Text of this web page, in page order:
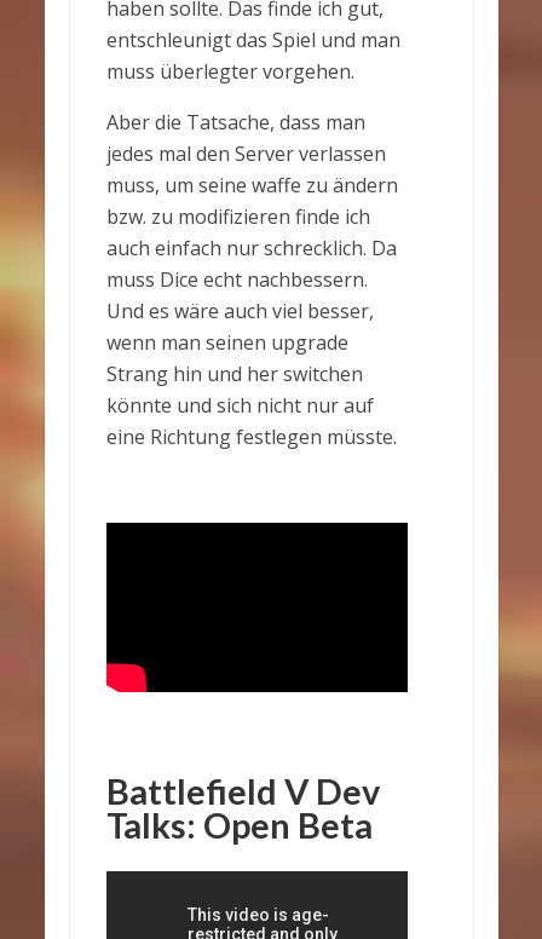
haben sollte. Das finde ich gut,
entschleunigt das Spiel und man
muss überlegter vorgehen.
Aber die Tatsache, dass man
jedes mal den Server verlassen
muss, um seine waffe zu ändern
bzw. zu modifizieren finde ich
auch einfach nur schrecklich. Da
muss Dice echt nachbessern.
Und es wäre auch viel besser,
wenn man seinen upgrade
Strang hin und her switchen
könnte und sich nicht nur auf
eine Richtung festlegen müsste.
Battlefield V Dev
Talks: Open Beta